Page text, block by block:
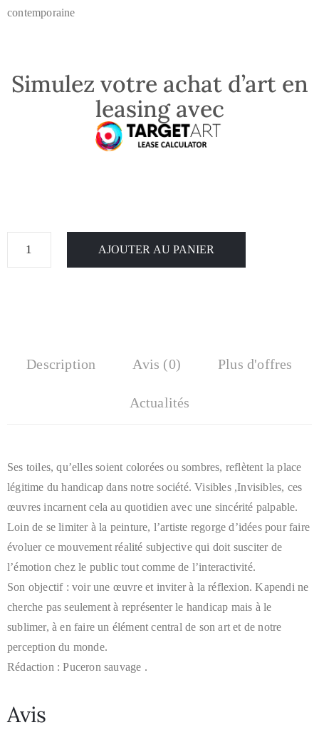
contemporaine
Simulez votre achat d’art en
leasing avec
AJOUTER AU PANIER
Description Avis (0) Plus d'offres
Actualités
Ses toiles, qu’elles soient colorées ou sombres, reflètent la place
légitime du handicap dans notre société. Visibles ,Invisibles, ces
œuvres incarnent cela au quotidien avec une sincérité palpable.
Loin de se limiter à la peinture, l’artiste regorge d’idées pour faire
évoluer ce mouvement réalité subjective qui doit susciter de
l’émotion chez le public tout comme de l’interactivité.
Son objectif : voir une œuvre et inviter à la réflexion. Kapendi ne
cherche pas seulement à représenter le handicap mais à le
sublimer, à en faire un élément central de son art et de notre
perception du monde.
Rédaction : Puceron sauvage .
Avis